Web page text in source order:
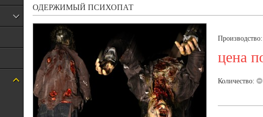
ОДЕРЖИМЫЙ ПСИХОПАТ
Производство:
цена
Количество: